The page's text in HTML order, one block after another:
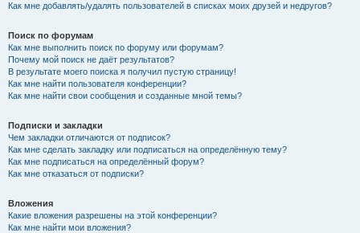
Как мне добавлять/удалять пользователей в списках моих друзей и недругов?
Поиск по форумам
Как мне выполнить поиск по форуму или форумам?
Почему мой поиск не даёт результатов?
В результате моего поиска я получил пустую страницу!
Как мне найти пользователя конференции?
Как мне найти свои сообщения и созданные мной темы?
Подписки и закладки
Чем закладки отличаются от подписок?
Как мне сделать закладку или подписаться на определённую тему?
Как мне подписаться на определённый форум?
Как мне отказаться от подписки?
Вложения
Какие вложения разрешены на этой конференции?
Как мне найти мои вложения?